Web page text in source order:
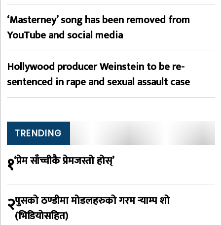
‘Masterney’ song has been removed from
YouTube and social media
Hollywood producer Weinstein to be re-
sentenced in rape and sexual assault case
TRENDING
१‘प्रेम साँच्चीकै प्रेमजस्तो होस्’
२पुसको ठण्डीमा मोडलहरुको गरम र्‍याम्प शो
(भिडियोसहित)